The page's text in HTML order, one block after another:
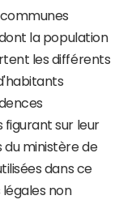
la population
les différents
figurant sur leur
ministère de
dans ce
non